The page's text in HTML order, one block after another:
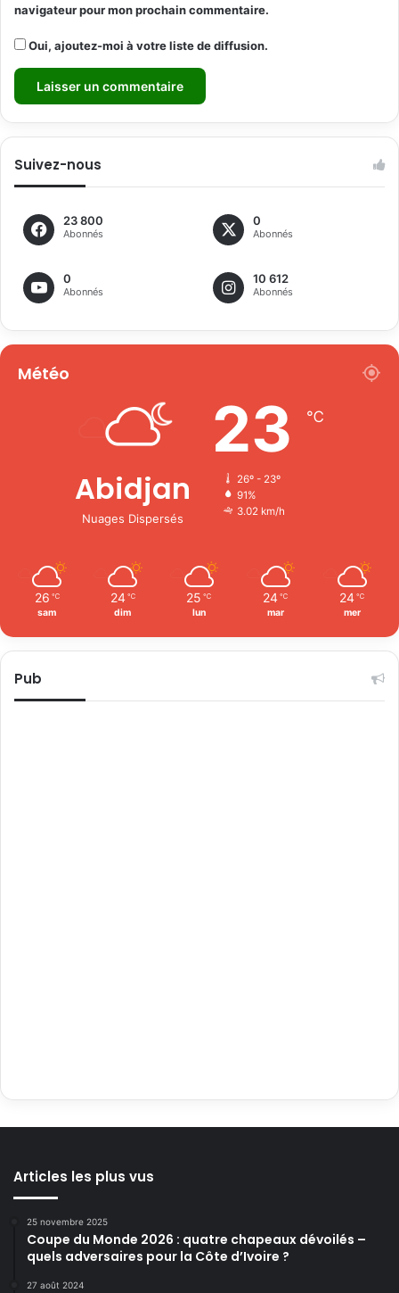
navigateur pour mon prochain commentaire.
Oui, ajoutez-moi à votre liste de diffusion.
Suivez-nous
23 800
Abonnés
0
Abonnés
0
Abonnés
10 612
Abonnés
Météo
Abidjan
Nuages Dispersés
23 ℃
26º - 23º
91%
3.02 km/h
26 ℃
sam
24 ℃
dim
25 ℃
lun
24 ℃
mar
24 ℃
mer
Pub
Articles les plus vus
25 novembre 2025
Coupe du Monde 2026 : quatre chapeaux dévoilés –
quels adversaires pour la Côte d’Ivoire ?
27 août 2024